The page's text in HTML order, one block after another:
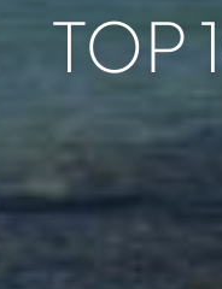
TOP